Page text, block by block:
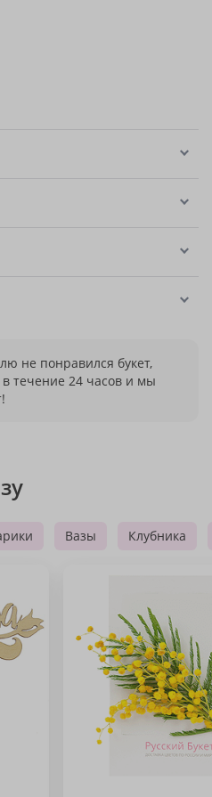
не понравился букет,
течение 24 часов и мы
Вазы Клубника